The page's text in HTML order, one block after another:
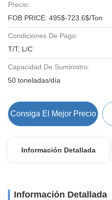
Precio:
FOB PRICE: 495$-723.6$/Ton
Condiciones De Pago:
T/T, L/C
Capacidad De Suministro:
50 toneladas/día
Consiga El Mejor Precio
Información Detallada
Información Detallada